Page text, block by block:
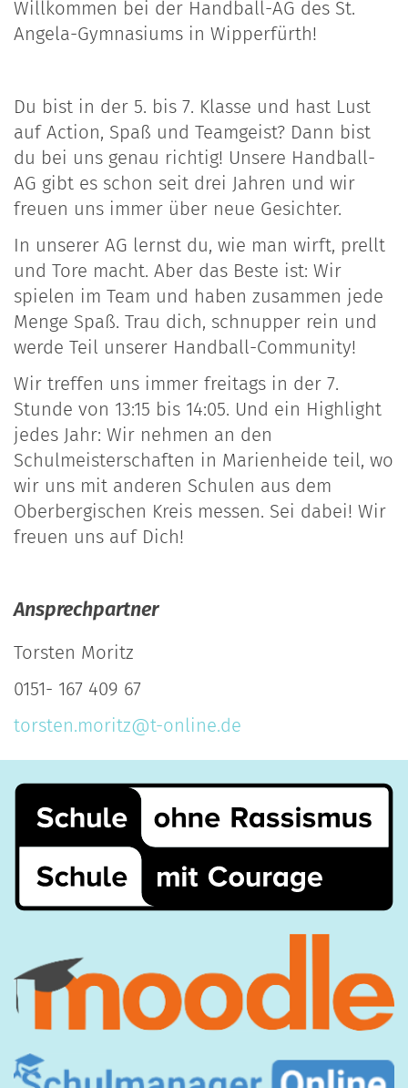
Willkommen bei der Handball-AG des St.
Angela-Gymnasiums in Wipperfürth!
Du bist in der 5. bis 7. Klasse und hast Lust
auf Action, Spaß und Teamgeist? Dann bist
du bei uns genau richtig! Unsere Handball-
AG gibt es schon seit drei Jahren und wir
freuen uns immer über neue Gesichter.
In unserer AG lernst du, wie man wirft, prellt
und Tore macht. Aber das Beste ist: Wir
spielen im Team und haben zusammen jede
Menge Spaß. Trau dich, schnupper rein und
werde Teil unserer Handball-Community!
Wir treffen uns immer freitags in der 7.
Stunde von 13:15 bis 14:05. Und ein Highlight
jedes Jahr: Wir nehmen an den
Schulmeisterschaften in Marienheide teil, wo
wir uns mit anderen Schulen aus dem
Oberbergischen Kreis messen. Sei dabei! Wir
freuen uns auf Dich!
Ansprechpartner
Torsten Moritz
0151- 167 409 67
torsten.moritz@t-online.de